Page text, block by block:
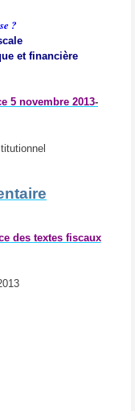
?
et financière
5 novembre 2013-
des textes fiscaux